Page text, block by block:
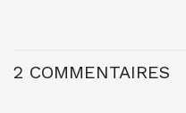
2 COMMENTAIRES